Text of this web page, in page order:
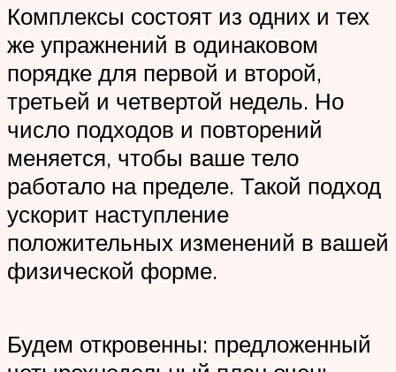
Комплексы состоят из одних и тех
же упражнений в одинаковом
порядке для первой и второй,
третьей и четвертой недель. Но
число подходов и повторений
меняется, чтобы ваше тело
работало на пределе. Такой подход
ускорит наступление
положительных изменений в вашей
физической форме.
Будем откровенны: предложенный